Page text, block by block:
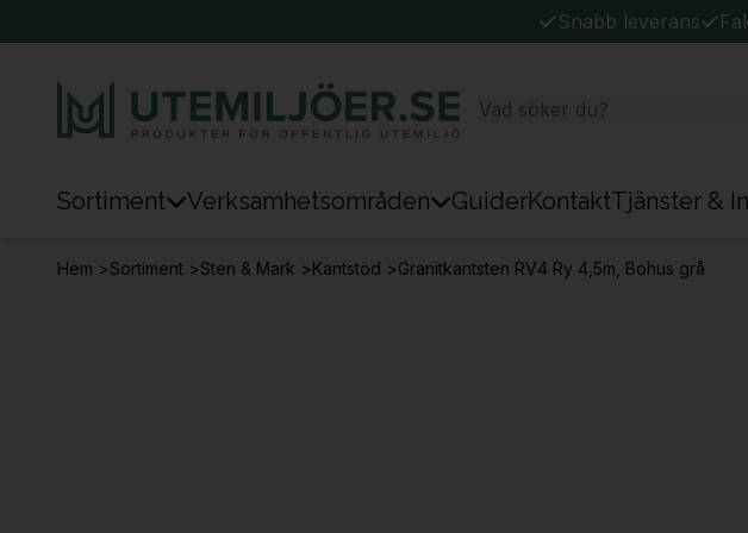
Snabb leverans
Sortiment Verksamhetsområden GuiderKontaktTjänster &
Hem >Sortiment >Sten & Mark >Kantstöd >Granitkantsten RV4 Ry 4,5m, Bohus grå